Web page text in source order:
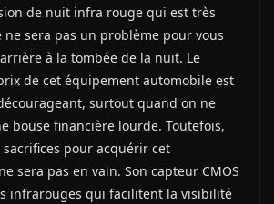
de nuit infra rouge qui est très
ne sera pas un problème pour vous
à la tombée de la nuit. Le
de cet équipement automobile est
surtout quand on ne
bouse financière lourde. Toutefois,
sacrifices pour acquérir cet
sera pas en vain. Son capteur CMOS
infrarouges qui facilitent la visibilité